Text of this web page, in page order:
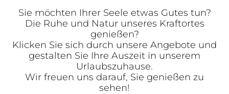
Sie möchten Ihrer Seele etwas Gutes tun?
Die Ruhe und Natur unseres Kraftortes
genießen?
Klicken Sie sich durch unsere Angebote und
gestalten Sie Ihre Auszeit in unserem
Urlaubszuhause.
Wir freuen uns darauf, Sie genießen zu
sehen!